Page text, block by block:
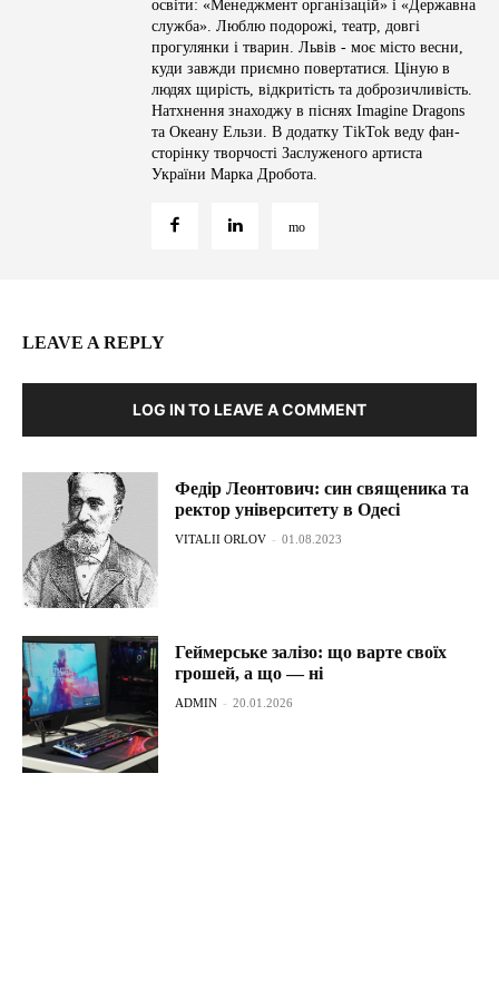
освіти: «Менеджмент організацій» і «Державна
служба». Люблю подорожі, театр, довгі
прогулянки і тварин. Львів - моє місто весни,
куди завжди приємно повертатися. Ціную в
людях щирість, відкритість та доброзичливість.
Натхнення знаходжу в піснях Imagine Dragons
та Океану Ельзи. В додатку TikTok веду фан-
сторінку творчості Заслуженого артиста
України Марка Дробота.
LEAVE A REPLY
LOG IN TO LEAVE A COMMENT
Федір Леонтович: син священика та
ректор університету в Одесі
VITALII ORLOV - 01.08.2023
Геймерське залізо: що варте своїх
грошей, а що — ні
ADMIN - 20.01.2026